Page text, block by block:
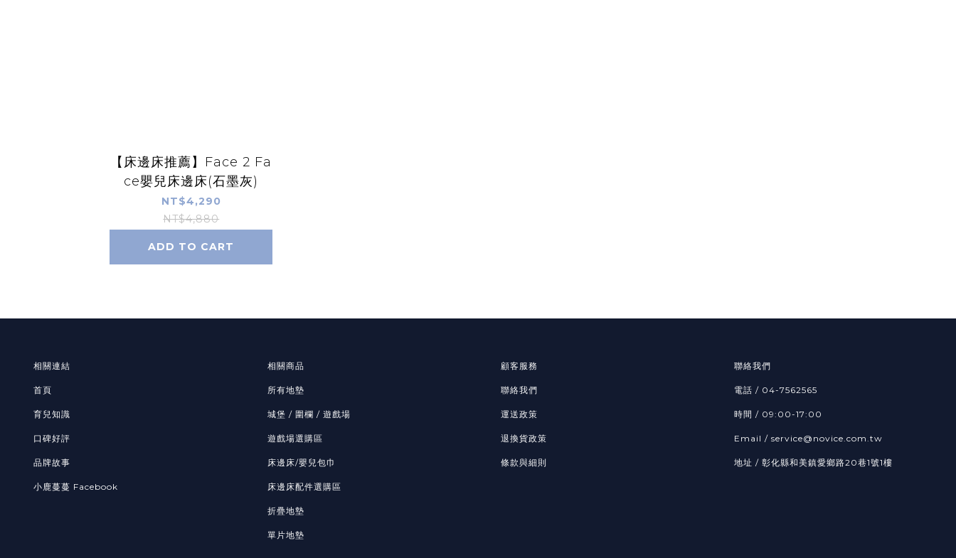
【床邊床推薦】Face 2 Fa
ce嬰兒床邊床(石墨灰)
NT$4,290
NT$4,880
ADD TO CART
相關連結
首頁
育兒知識
口碑好評
品牌故事
小鹿蔓蔓 Facebook
相關商品
所有地墊
城堡 / 圍欄 / 遊戲場
遊戲場選購區
床邊床/嬰兒包巾
床邊床配件選購區
折疊地墊
單片地墊
顧客服務
聯絡我們
運送政策
退換貨政策
條款與細則
聯絡我們
電話 / 04-7562565
時間 / 09:00-17:00
Email / service@novice.com.tw
地址 / 彰化縣和美鎮愛鄉路20巷1號1樓